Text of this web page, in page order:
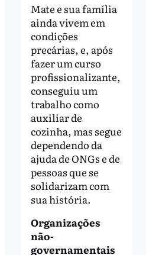
Mate e sua família
ainda vivem em
condições
precárias, e, após
fazer um curso
profissionalizante,
conseguiu um
trabalho como
auxiliar de
cozinha, mas segue
dependendo da
ajuda de ONGs e de
pessoas que se
solidarizam com
sua história.
Organizações
não-
governamentais